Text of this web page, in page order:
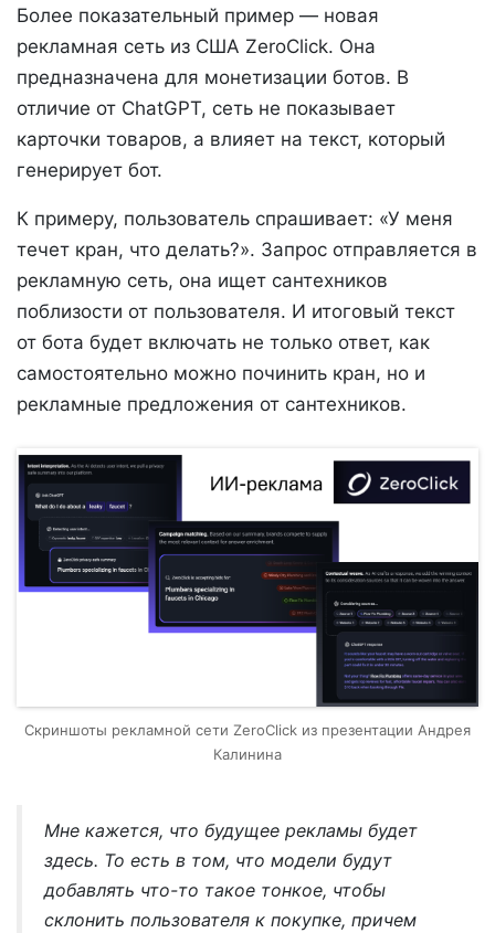
Более показательный пример — новая
рекламная сеть из США ZeroClick. Она
предназначена для монетизации ботов. В
отличие от ChatGPT, сеть не показывает
карточки товаров, а влияет на текст, который
генерирует бот.
К примеру, пользователь спрашивает: «У меня
течет кран, что делать?». Запрос отправляется в
рекламную сеть, она ищет сантехников
поблизости от пользователя. И итоговый текст
от бота будет включать не только ответ, как
самостоятельно можно починить кран, но и
рекламные предложения от сантехников.
Скриншоты рекламной сети ZeroClick из презентации Андрея
Калинина
Мне кажется, что будущее рекламы будет
здесь. То есть в том, что модели будут
добавлять что-то такое тонкое, чтобы
склонить пользователя к покупке, причем